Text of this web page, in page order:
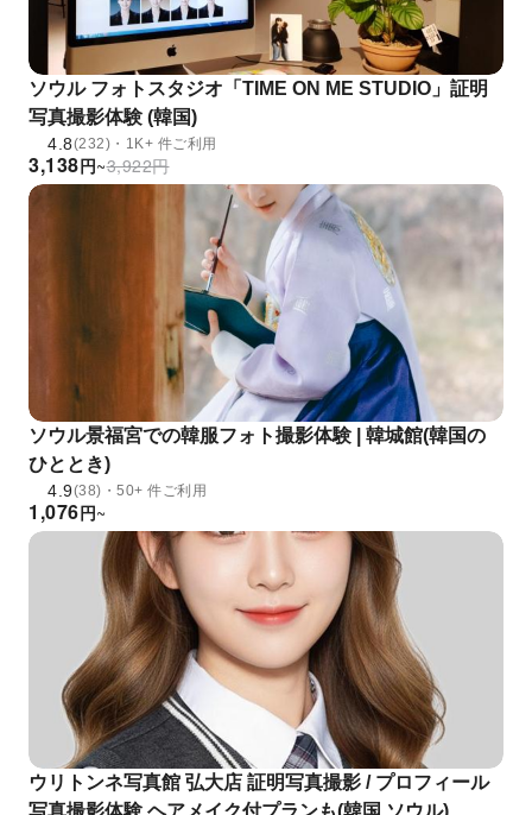
ソウル フォトスタジオ「TIME ON ME STUDIO」証明
写真撮影体験 (韓国)
4.8(232)・1K+ 件ご利用
円
3,138 ~ 円
3,922
ソウル景福宮での韓服フォト撮影体験 | 韓城館(韓国の
ひととき)
4.9(38)・50+ 件ご利用
円
1,076 ~
ウリトンネ写真館 弘大店 証明写真撮影 / プロフィール
写真撮影体験 ヘアメイク付プランも(韓国 ソウル)